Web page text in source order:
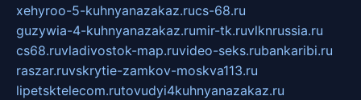
xehyroo-5-kuhnyanazakaz.rucs-68.ru
guzywia-4-kuhnyanazakaz.rumir-tk.ruvlknrussia.ru
cs68.ruvladivostok-map.ruvideo-seks.rubankaribi.ru
raszar.ruvskrytie-zamkov-moskva113.ru
lipetsktelecom.rutovudyi4kuhnyanazakaz.ru